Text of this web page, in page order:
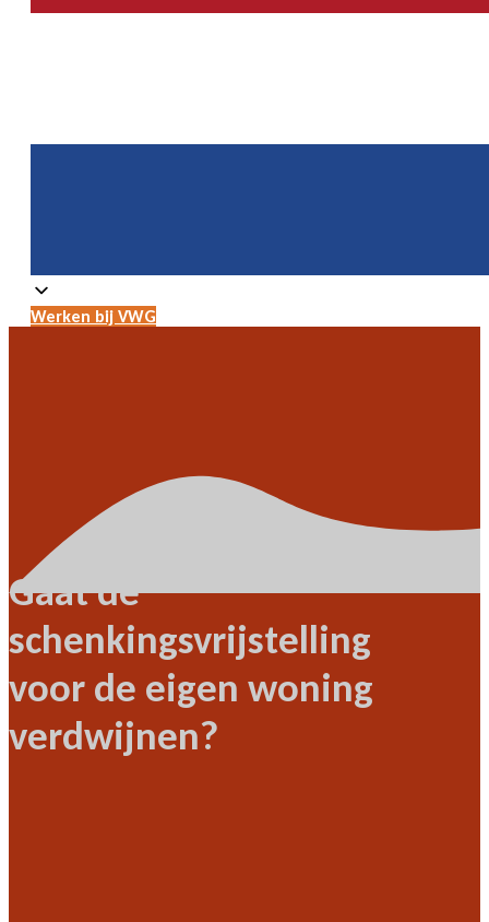
Werken bij VWG
Gaat de
schenkingsvrijstelling
voor de eigen woning
verdwijnen?